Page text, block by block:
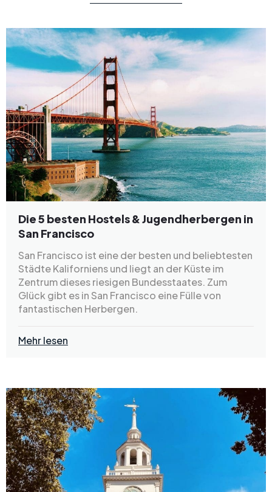
Die 5 besten Hostels & Jugendherbergen in
San Francisco
San Francisco ist eine der besten und beliebtesten
Städte Kaliforniens und liegt an der Küste im
Zentrum dieses riesigen Bundesstaates. Zum
Glück gibt es in San Francisco eine Fülle von
fantastischen Herbergen.
Mehr lesen